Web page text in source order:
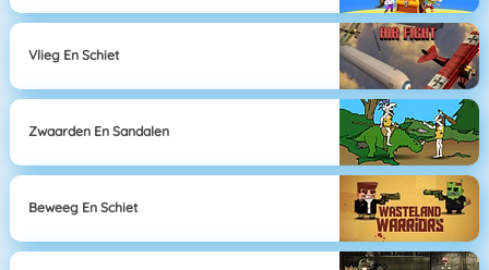
Vlieg En Schiet
Zwaarden En Sandalen
Beweeg En Schiet